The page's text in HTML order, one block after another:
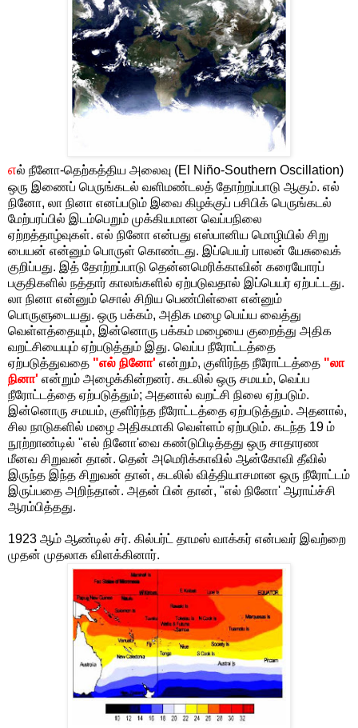
எல் நீனோ-தெற்கத்திய அலைவு (El Niño-Southern Oscillation)
ஒரு இணைப் பெருங்கடல் வளிமண்டலத் தோற்றப்பாடு ஆகும். எல்
நினோ, லா நினா எனப்படும் இவை கிழக்குப் பசிபிக் பெருங்கடல்
மேற்பரப்பில் இடம்பெறும் முக்கியமான வெப்பநிலை
ஏற்றத்தாழ்வுகள். எல் நினோ என்பது எஸ்பானிய மொழியில் சிறு
பையன் என்னும் பொருள் கொண்டது. இப்பெயர் பாலன் யேசுவைக்
குறிப்பது. இத் தோற்றப்பாடு தென்னமெரிக்காவின் கரையோரப்
பகுதிகளில் நத்தார் காலங்களில் ஏற்படுவதால் இப்பெயர் ஏற்பட்டது.
லா நினா என்னும் சொல் சிறிய பெண்பிள்ளை என்னும்
பொருளுடையது. ஒரு பக்கம், அதிக மழை பெய்ய வைத்து
வெள்ளத்தையும், இன்னொரு பக்கம் மழையை குறைத்து அதிக
வறட்சியையும் ஏற்படுத்தும் இது. வெப்ப நீரோட்டத்தை
ஏற்படுத்துவதை "எல் நினோ' என்றும், குளிர்ந்த நீரோட்டத்தை "லா
நினா' என்றும் அழைக்கின்றனர். கடலில் ஒரு சமயம், வெப்ப
நீரோட்டத்தை ஏற்படுத்தும்; அதனால் வறட்சி நிலை ஏற்படும்.
இன்னொரு சமயம், குளிர்ந்த நீரோட்டத்தை ஏற்படுத்தும். அதனால்,
சில நாடுகளில் மழை அதிகமாகி வெள்ளம் ஏற்படும். கடந்த 19 ம்
நூற்றாண்டில் "எல் நினோ'வை கண்டுபிடித்தது ஒரு சாதாரண
மீனவ சிறுவன் தான். தென் அமெரிக்காவில் ஆன்கோவி தீவில்
இருந்த இந்த சிறுவன் தான், கடலில் வித்தியாசமான ஒரு நீரோட்டம்
இருப்பதை அறிந்தான். அதன் பின் தான், "எல் நினோ' ஆராய்ச்சி
ஆரம்பித்தது.
1923 ஆம் ஆண்டில் சர். கில்பர்ட் தாமஸ் வாக்கர் என்பவர் இவற்றை
முதன் முதலாக விளக்கினார்.